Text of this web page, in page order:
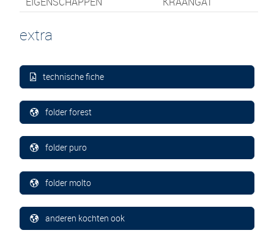
extra
technische fiche
folder forest
folder puro
folder molto
anderen kochten ook